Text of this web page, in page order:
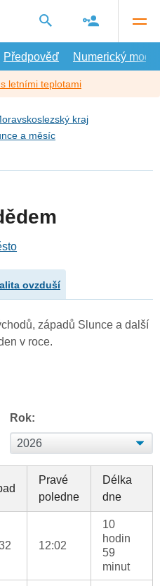
Předpověď Numerický model
letními teplotami
kraj
a měsíc
ovzduší
západů Slunce a další
v roce.
Rok:
Pravé
poledne
Délka
dne
12:02
10
hodin
59
minut